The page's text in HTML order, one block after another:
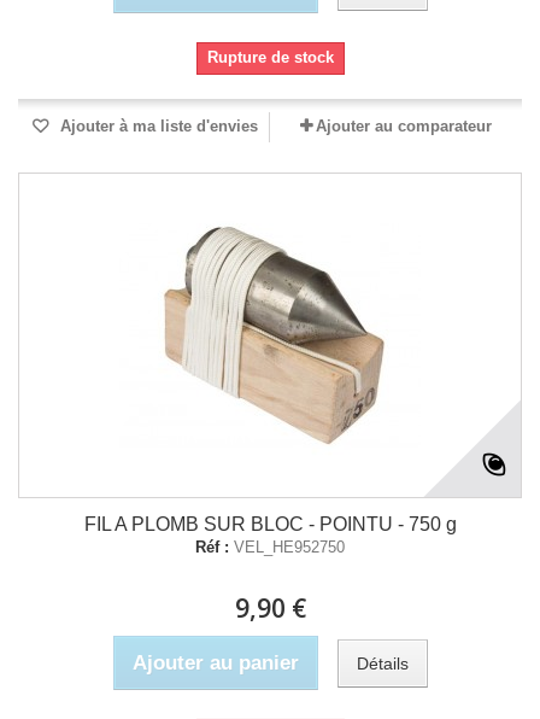
Rupture de stock
Ajouter à ma liste d'envies Ajouter au comparateur
FIL A PLOMB SUR BLOC - POINTU - 750 g
Réf : VEL_HE952750
9,90 €
Ajouter au panier Détails